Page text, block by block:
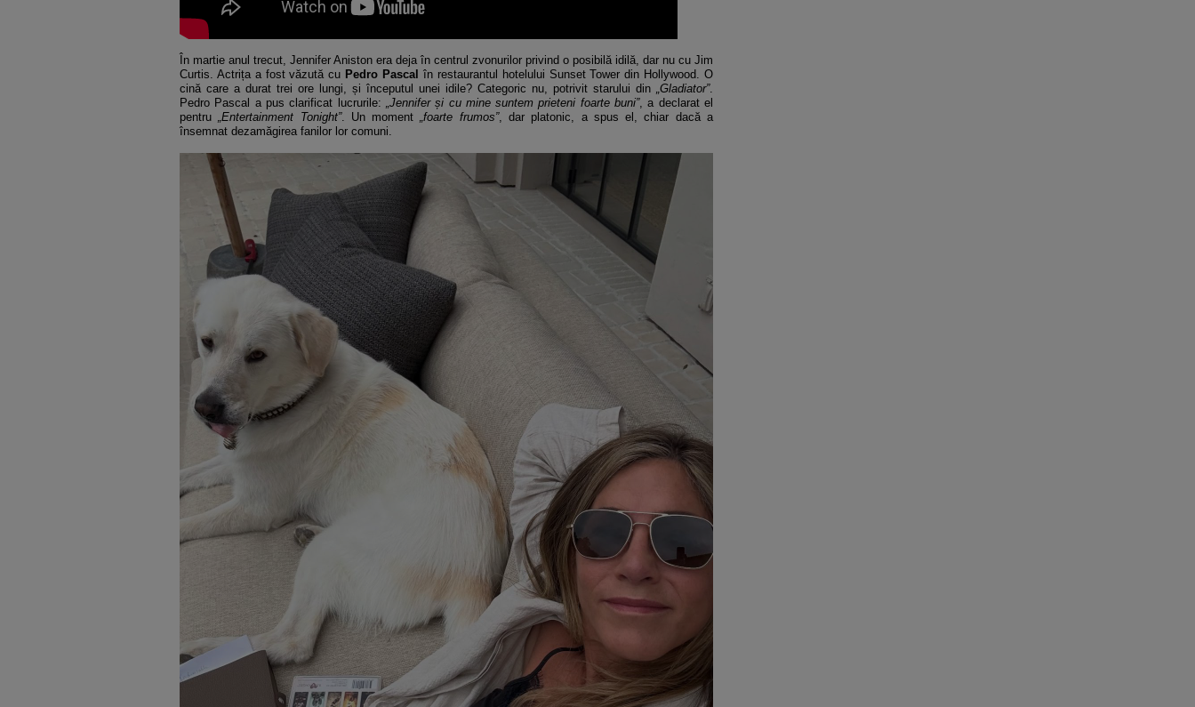
În martie anul trecut, Jennifer Aniston era deja în centrul zvonurilor privind o posibilă idilă, dar nu cu Jim
Curtis. Actrița a fost văzută cu Pedro Pascal în restaurantul hotelului Sunset Tower din Hollywood. O
cină care a durat trei ore lungi, și începutul unei idile? Categoric nu, potrivit starului din „Gladiator”.
Pedro Pascal a pus clarificat lucrurile: „Jennifer și cu mine suntem prieteni foarte buni”, a declarat el
pentru „Entertainment Tonight”. Un moment„foarte frumos”, dar platonic, a spus el, chiar dacă a
însemnat dezamăgirea fanilor lor comuni.